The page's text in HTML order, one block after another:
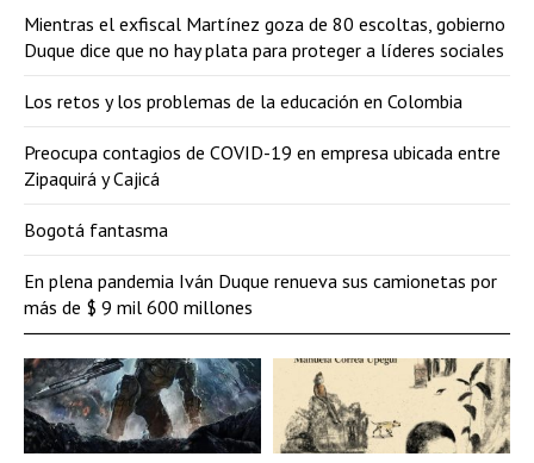
Mientras el exfiscal Martínez goza de 80 escoltas, gobierno
Duque dice que no hay plata para proteger a líderes sociales
Los retos y los problemas de la educación en Colombia
Preocupa contagios de COVID-19 en empresa ubicada entre
Zipaquirá y Cajicá
Bogotá fantasma
En plena pandemia Iván Duque renueva sus camionetas por
más de $ 9 mil 600 millones